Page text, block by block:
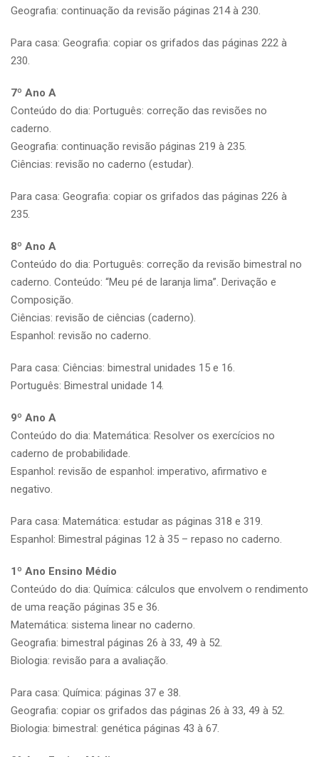
Geografia: continuação da revisão páginas 214 à 230.
Para casa: Geografia: copiar os grifados das páginas 222 à
230.
7º Ano A
Conteúdo do dia: Português: correção das revisões no
caderno.
Geografia: continuação revisão páginas 219 à 235.
Ciências: revisão no caderno (estudar).
Para casa: Geografia: copiar os grifados das páginas 226 à
235.
8º Ano A
Conteúdo do dia: Português: correção da revisão bimestral no
caderno. Conteúdo: “Meu pé de laranja lima”. Derivação e
Composição.
Ciências: revisão de ciências (caderno).
Espanhol: revisão no caderno.
Para casa: Ciências: bimestral unidades 15 e 16.
Português: Bimestral unidade 14.
9º Ano A
Conteúdo do dia: Matemática: Resolver os exercícios no
caderno de probabilidade.
Espanhol: revisão de espanhol: imperativo, afirmativo e
negativo.
Para casa: Matemática: estudar as páginas 318 e 319.
Espanhol: Bimestral páginas 12 à 35 – repaso no caderno.
1º Ano Ensino Médio
Conteúdo do dia: Química: cálculos que envolvem o rendimento
de uma reação páginas 35 e 36.
Matemática: sistema linear no caderno.
Geografia: bimestral páginas 26 à 33, 49 à 52.
Biologia: revisão para a avaliação.
Para casa: Química: páginas 37 e 38.
Geografia: copiar os grifados das páginas 26 à 33, 49 à 52.
Biologia: bimestral: genética páginas 43 à 67.